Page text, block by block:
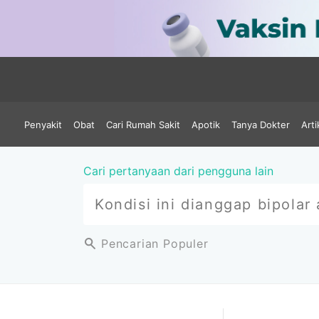
Penyakit Obat Cari Rumah Sakit Apotik Tanya Dokter
Cari pertanyaan dari pengguna lain
Pencarian Populer